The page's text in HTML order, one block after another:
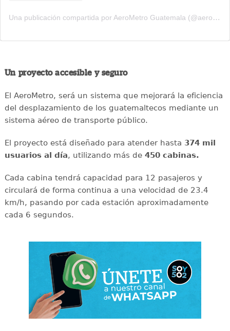
Una publicación compartida por AeroMetro Guatemala (@aerometrogt)
Un proyecto accesible y seguro
El AeroMetro, será un sistema que mejorará la eficiencia
del desplazamiento de los guatemaltecos mediante un
sistema aéreo de transporte público.
El proyecto está diseñado para atender hasta 374 mil
usuarios al día, utilizando más de 450 cabinas.
Cada cabina tendrá capacidad para 12 pasajeros y
circulará de forma continua a una velocidad de 23.4
km/h, pasando por cada estación aproximadamente
cada 6 segundos.